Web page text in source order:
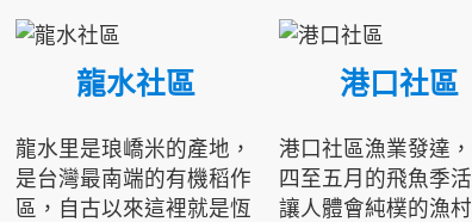
龍水社區
龍水里是琅嶠米的產地，
是台灣最南端的有機稻作
區，自古以來這裡就是恆
港口社區
港口社區漁業發達
四至五月的飛魚季活
讓人體會純樸的漁